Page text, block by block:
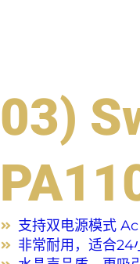
03)
支持双电源模式
非常耐用，适合24